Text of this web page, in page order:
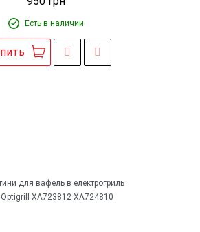
Есть в наличии